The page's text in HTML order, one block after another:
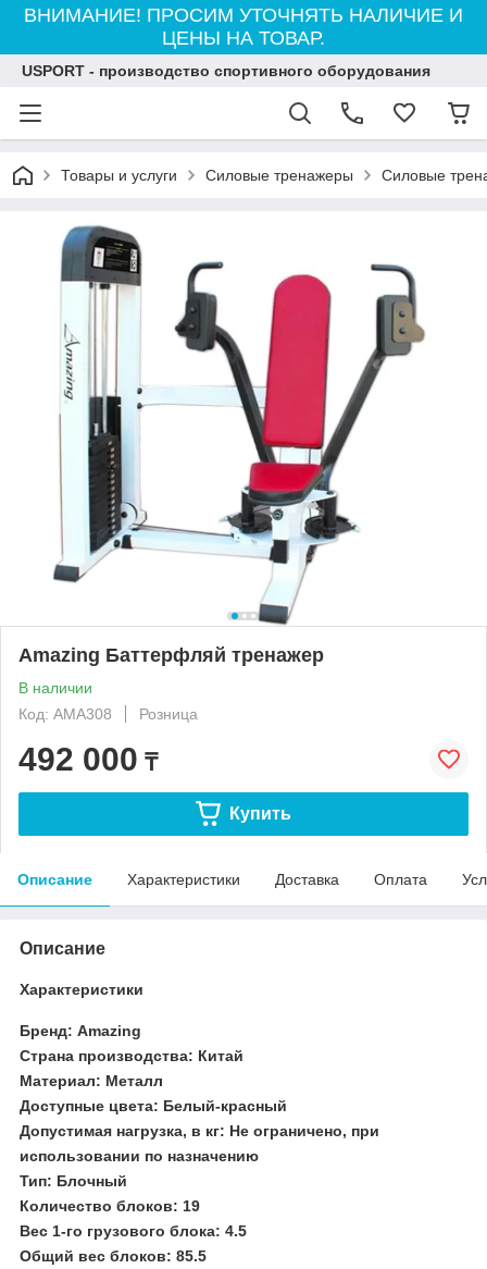
ВНИМАНИЕ! ПРОСИМ УТОЧНЯТЬ НАЛИЧИЕ И
ЦЕНЫ НА ТОВАР.
USPORT - производство спортивного оборудования
Товары и услуги Силовые тренажеры Силовые
Amazing Баттерфляй тренажер
В наличии
Код: АМА308
Розница
492 000 ₸
Купить
Описание Характеристики Доставка Оплата
Описание
Характеристики
Бренд: Amazing
Страна производства: Китай
Материал: Металл
Доступные цвета: Белый-красный
Допустимая нагрузка, в кг: Не ограничено, при
использовании по назначению
Тип: Блочный
Количество блоков: 19
Вес 1-го грузового блока: 4.5
Общий вес блоков: 85.5